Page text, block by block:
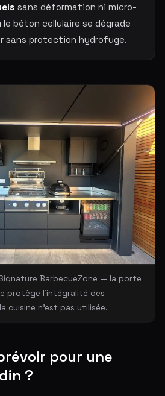
sans déformation ni micro-
béton cellulaire se dégrade
sans protection hydrofuge.
BarbecueZone — la porte
protège l'intégralité des
cuisine n'est pas utilisée.
pour une
?